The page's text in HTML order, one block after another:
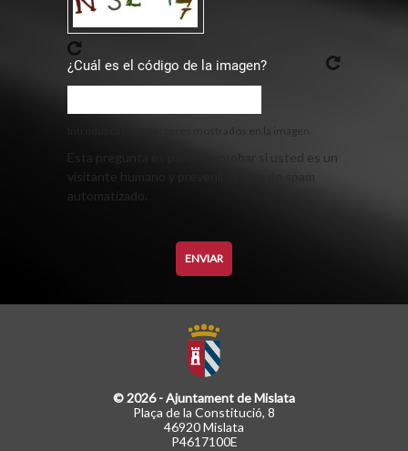
¿Cuál es el código de la imagen?
Introduzca los caracteres mostrados en la imagen.
Esta pregunta es para comprobar si usted es un
visitante humano y prevenir envíos de spam
automatizado.
© 2026 - Ajuntament de Mislata
Plaça de la Constitució, 8
46920 Mislata
P4617100E